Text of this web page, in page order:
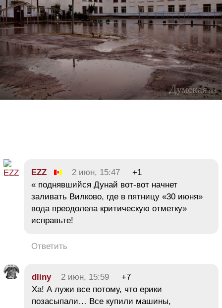
EZZ 2 июн, 15:47
+1
« поднявшийся Дунай вот-вот начнет
заливать Вилково, где в пятницу «30 июня»
вода преодолела критическую отметку»
исправьте!
Ответить
dliny 2 июн, 15:59
+7
Ха! А лужи все потому, что ерики
позасыпали… Все купили машины,